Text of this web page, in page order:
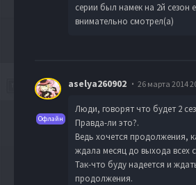
серии был намек на 2й сезон
внимательно смотрел(а)
Офлайн
aselya260902 26 марта 2014
Люди, говорят что будет 2
Правда-ли это?.
Ведь хочется продолжения,
ждала месяц до выхода всех
Так-что буду надеется и
продолжения.